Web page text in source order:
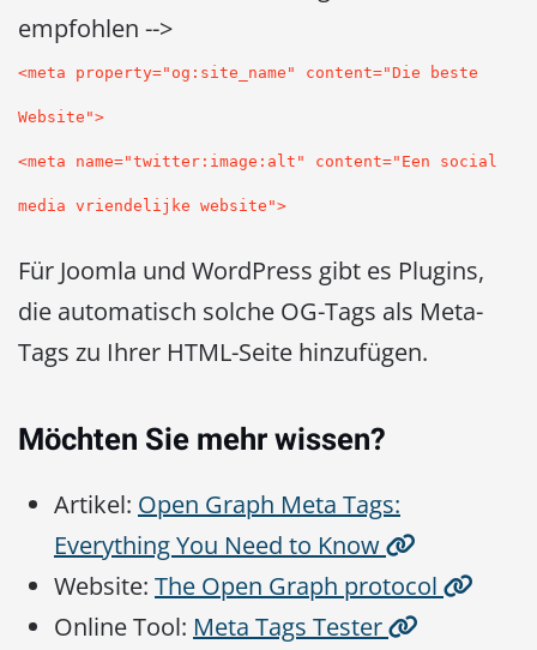
empfohlen -->
<meta property="og:site_name" content="Die beste
Website">
<meta name="twitter:image:alt" content="Een social
media vriendelijke website">
Für Joomla und WordPress gibt es Plugins,
die automatisch solche OG-Tags als Meta-
Tags zu Ihrer HTML-Seite hinzufügen.
Möchten Sie mehr wissen?
Artikel: Open Graph Meta Tags:
Everything You Need to Know
Website: The Open Graph protocol
Online Tool: Meta Tags Tester